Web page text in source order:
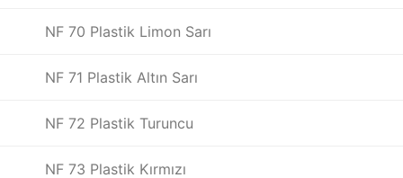
NF 70 Plastik Limon Sarı
NF 71 Plastik Altın Sarı
NF 72 Plastik Turuncu
NF 73 Plastik Kırmızı